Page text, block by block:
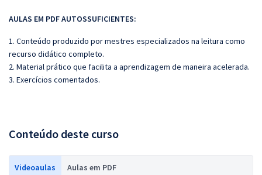
AULAS EM PDF AUTOSSUFICIENTES:
1. Conteúdo produzido por mestres especializados na leitura como
recurso didático completo.
2. Material prático que facilita a aprendizagem de maneira acelerada.
3. Exercícios comentados.
Conteúdo deste curso
Videoaulas Aulas em PDF